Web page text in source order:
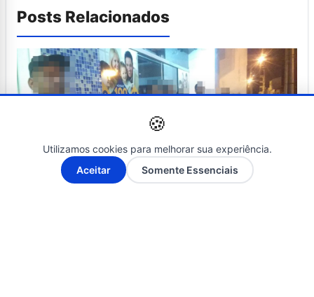
Posts Relacionados
A- A+
🍪
Utilizamos cookies para melhorar sua experiência.
Aceitar
Somente Essenciais